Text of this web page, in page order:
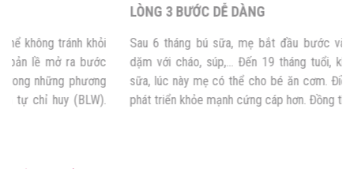
LÒNG 3 BƯỚC DỄ DÀNG
Sau 6 tháng bú sữa, mẹ bắt đầu bước vào giai đoạn cho bé ăn
dặm với cháo, súp,… Đến 19 tháng tuổi, khi bé có 16 chiếc răng
sữa, lúc này mẹ có thể cho bé ăn cơm. Điều này đảm bảo cho bé
phát triển khỏe mạnh cứng cáp hơn. Đồng thời tăng […]